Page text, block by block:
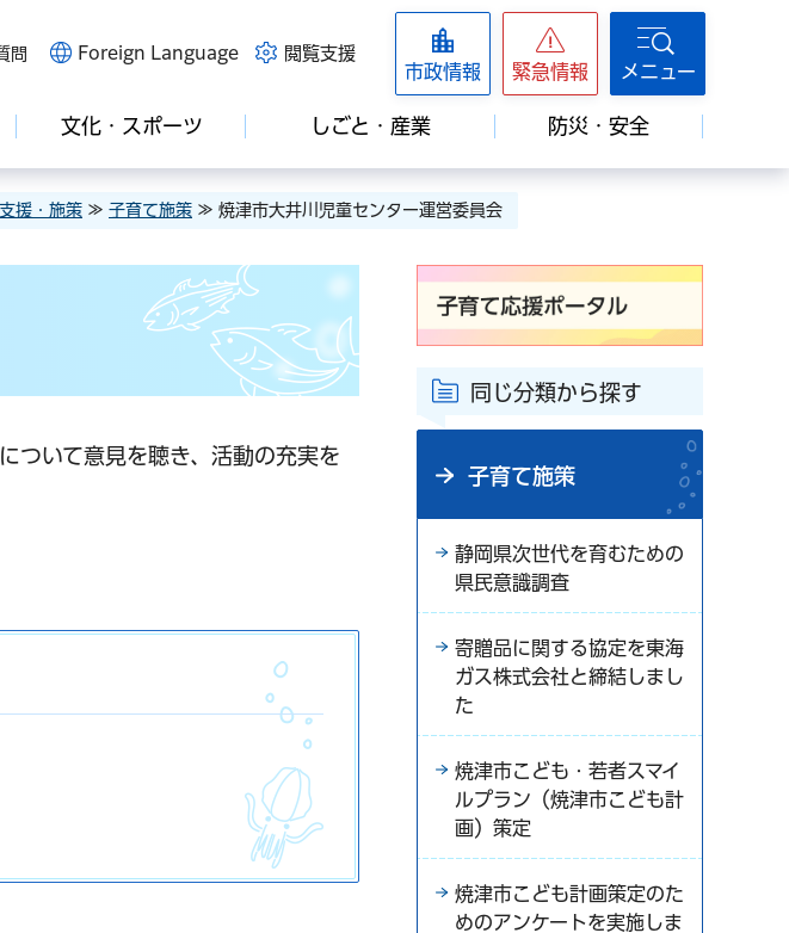
問 Foreign Language 閲覧支援
市政情報 緊急情報 メニュー
文化・スポーツ しごと・産業 防災・安全
援・施策 ≫ 子育て施策 ≫ 焼津市大井川児童センター運営委員会
ついて意見を聴き、活動の充実を
同じ分類から探す
子育て施策
静岡県次世代を育むための
県民意識調査
寄贈品に関する協定を東海
ガス株式会社と締結しまし
た
焼津市こども・若者スマイ
ルプラン（焼津市こども計
画）策定
焼津市こども計画策定のた
めのアンケートを実施しま